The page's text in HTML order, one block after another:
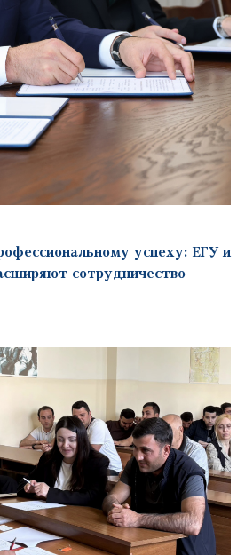
успеху: ЕГУ и
сотрудничество